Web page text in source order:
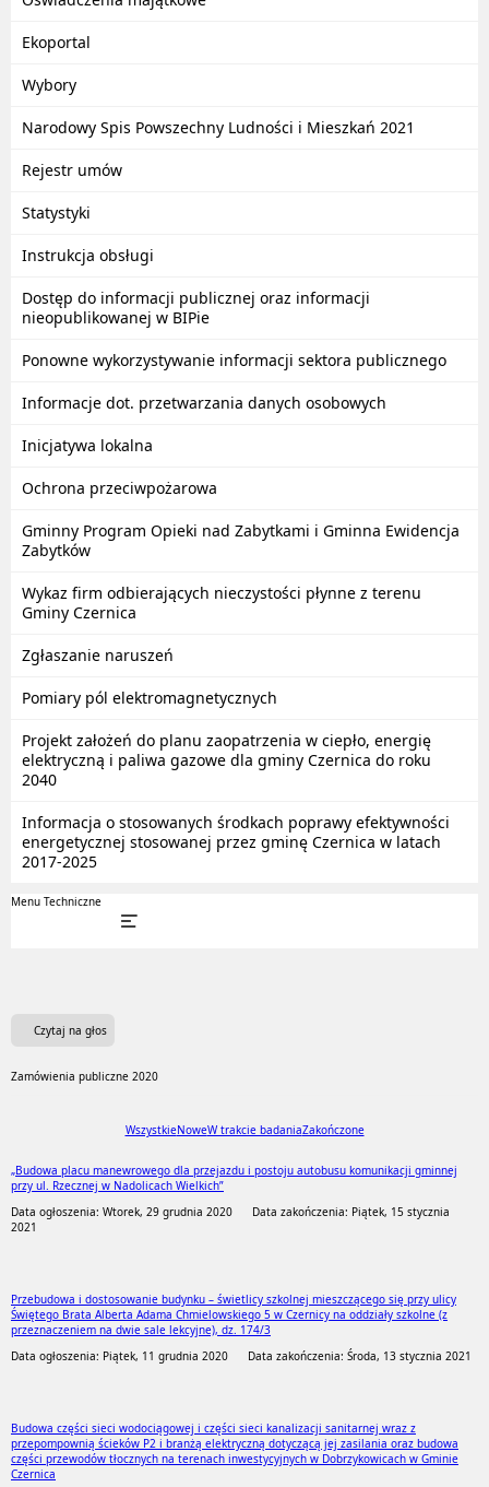
Ekoportal
Wybory
Narodowy Spis Powszechny Ludności i Mieszkań 2021
Rejestr umów
Statystyki
Instrukcja obsługi
Dostęp do informacji publicznej oraz informacji
nieopublikowanej w BIPie
Ponowne wykorzystywanie informacji sektora publicznego
Informacje dot. przetwarzania danych osobowych
Inicjatywa lokalna
Ochrona przeciwpożarowa
Gminny Program Opieki nad Zabytkami i Gminna Ewidencja
Zabytków
Wykaz firm odbierających nieczystości płynne z terenu
Gminy Czernica
Zgłaszanie naruszeń
Pomiary pól elektromagnetycznych
Projekt założeń do planu zaopatrzenia w ciepło, energię
elektryczną i paliwa gazowe dla gminy Czernica do roku
2040
Informacja o stosowanych środkach poprawy efektywności
energetycznej stosowanej przez gminę Czernica w latach
2017-2025
Menu Techniczne
Czytaj na głos
Zamówienia publiczne 2020
WszystkieNoweW trakcie badaniaZakończone
„Budowa placu manewrowego dla przejazdu i postoju autobusu komunikacji gminnej
przy ul. Rzecznej w Nadolicach Wielkich”
Data ogłoszenia: Wtorek, 29 grudnia 2020 Data zakończenia: Piątek, 15 stycznia
2021
Przebudowa i dostosowanie budynku – świetlicy szkolnej mieszczącego się przy ulicy
Świętego Brata Alberta Adama Chmielowskiego 5 w Czernicy na oddziały szkolne (z
przeznaczeniem na dwie sale lekcyjne), dz. 174/3
Data ogłoszenia: Piątek, 11 grudnia 2020 Data zakończenia: Środa, 13 stycznia 2021
Budowa części sieci wodociągowej i części sieci kanalizacji sanitarnej wraz z
przepompownią ścieków P2 i branżą elektryczną dotyczącą jej zasilania oraz budowa
części przewodów tłocznych na terenach inwestycyjnych w Dobrzykowicach w Gminie
Czernica